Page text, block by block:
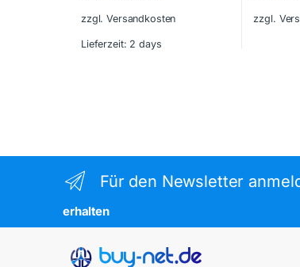
zzgl. Versandkosten
Lieferzeit: 2 days
zzgl.
Für den Newsletter
erhalten